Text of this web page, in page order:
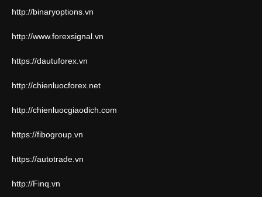
http://binaryoptions.vn
http://www.forexsignal.vn
https://dautuforex.vn
http://chienluocforex.net
http://chienluocgiaodich.com
https://fibogroup.vn
https://autotrade.vn
http://Finq.vn